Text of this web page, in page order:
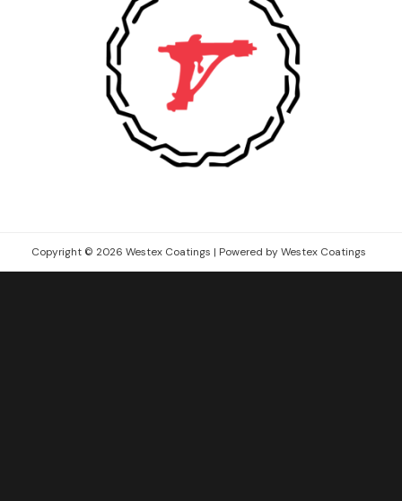
Copyright © 2026 Westex Coatings | Powered by Westex Coatings